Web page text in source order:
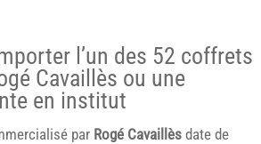
l’un des 52 coffrets
Cavaillès ou une
en institut
par Rogé Cavaillès date de